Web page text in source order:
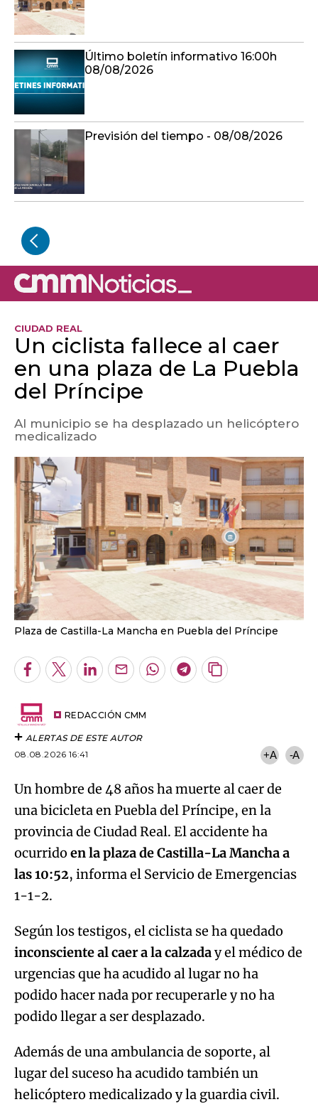
Último boletín informativo 16:00h
08/08/2026
Previsión del tiempo - 08/08/2026
CIUDAD REAL
Un ciclista fallece al caer
en una plaza de La Puebla
del Príncipe
Al municipio se ha desplazado un helicóptero
medicalizado
Plaza de Castilla-La Mancha en Puebla del Príncipe
Facebook
TwitterLinkedInEnviarWhatsapp
Telegram
Copiar
REDACCIÓN CMM
ALERTAS DE ESTE AUTOR
08.08.2026 16:41
+A -A
Un hombre de 48 años ha muerte al caer de
una bicicleta en Puebla del Príncipe, en la
provincia de Ciudad Real. El accidente ha
ocurrido en la plaza de Castilla-La Mancha a
las 10:52, informa el Servicio de Emergencias
1-1-2.
Según los testigos, el ciclista se ha quedado
inconsciente al caer a la calzaday el médico de
urgencias que ha acudido al lugar no ha
podido hacer nada por recuperarle y no ha
podido llegar a ser desplazado.
Además de una ambulancia de soporte, al
lugar del suceso ha acudido también un
helicóptero medicalizado y la guardia civil.